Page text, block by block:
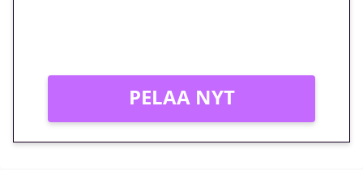
PELAA NYT